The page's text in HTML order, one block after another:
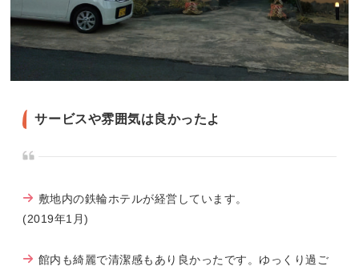
サービスや雰囲気は良かったよ
敷地内の鉄輪ホテルが経営しています。
(2019年1月)
館内も綺麗で清潔感もあり良かったです。ゆっくり過ご